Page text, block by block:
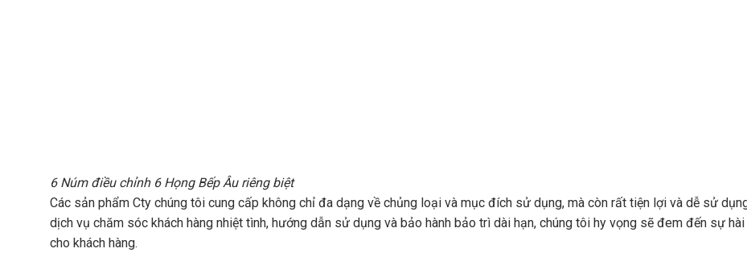
6 Núm điều chỉnh 6 Họng Bếp Âu riêng biệt
Các sản phẩm Cty chúng tôi cung cấp không chỉ đa dạng về chủng loại và mục đích sử dụng, mà còn rất tiện lợi và dễ sử
dịch vụ chăm sóc khách hàng nhiệt tình, hướng dẫn sử dụng và bảo hành bảo trì dài hạn, chúng tôi hy vọng sẽ đem đến sự
cho khách hàng.